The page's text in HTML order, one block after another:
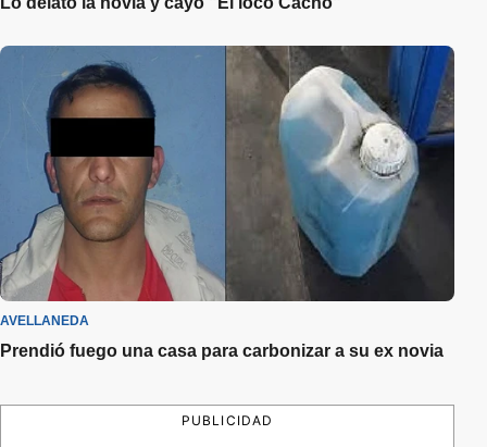
AVELLANEDA
Prendió fuego una casa para carbonizar a su ex novia
PUBLICIDAD